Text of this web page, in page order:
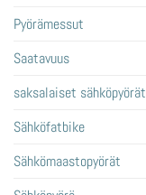
Pyörämessut
Saatavuus
saksalaiset sähköpyörät
Sähköfatbike
Sähkömaastopyörät